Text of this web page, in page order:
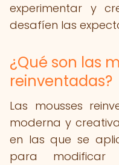
experimentar y
desafíen las
¿Qué son las
reinventadas?
Las mousses
moderna y
en las que se
para